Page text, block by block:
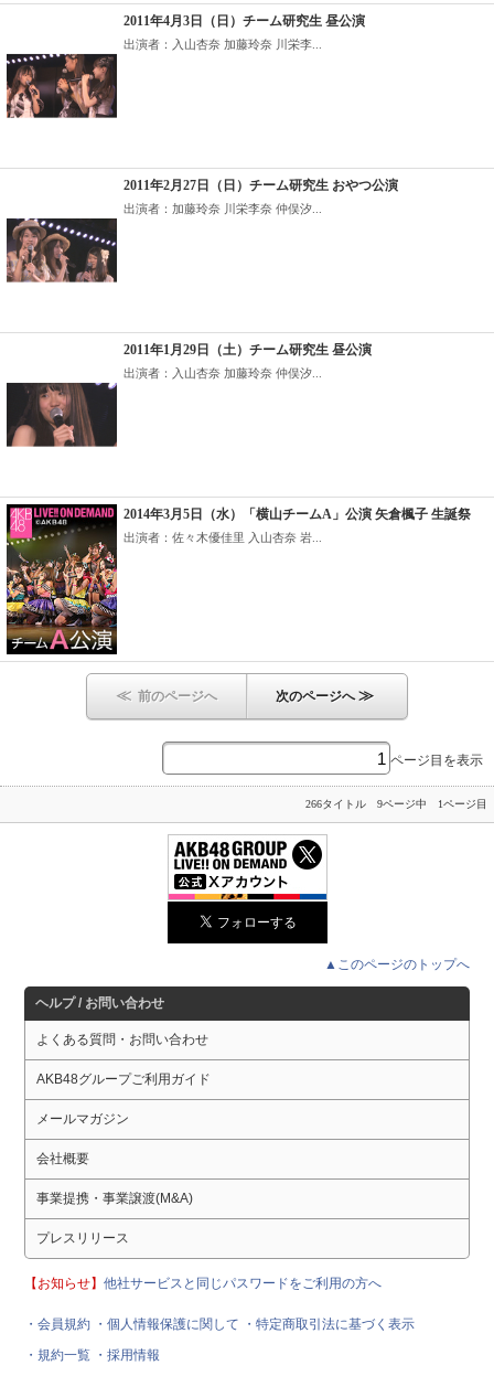
2011年4月3日（日）チーム研究生 昼公演
出演者：入山杏奈 加藤玲奈 川栄李...
2011年2月27日（日）チーム研究生 おやつ公演
出演者：加藤玲奈 川栄李奈 仲俣汐...
2011年1月29日（土）チーム研究生 昼公演
出演者：入山杏奈 加藤玲奈 仲俣汐...
2014年3月5日（水）「横山チームA」公演 矢倉楓子 生誕祭
出演者：佐々木優佳里 入山杏奈 岩...
≪ 前のページへ 次のページへ≫
ページ目を表示
266タイトル 9ページ中 1ページ目
▲このページのトップへ
ヘルプ / お問い合わせ
よくある質問・お問い合わせ
AKB48グループご利用ガイド
メールマガジン
会社概要
事業提携・事業譲渡(M&A)
プレスリリース
【お知らせ】他社サービスと同じパスワードをご利用の方へ
・会員規約 ・個人情報保護に関して
・特定商取引法に基づく表示
・規約一覧 ・採用情報